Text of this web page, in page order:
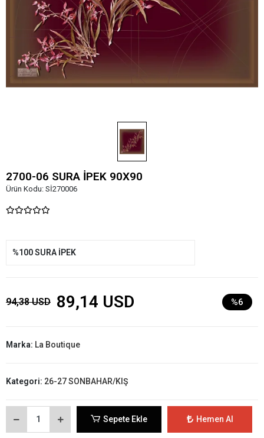
2700-06 SURA İPEK 90X90
Ürün Kodu: Sİ270006
%100 SURA İPEK
94,38 USD 89,14 USD %6
Marka: La Boutique
Kategori: 26-27 SONBAHAR/KIŞ
Sepete Ekle Hemen Al